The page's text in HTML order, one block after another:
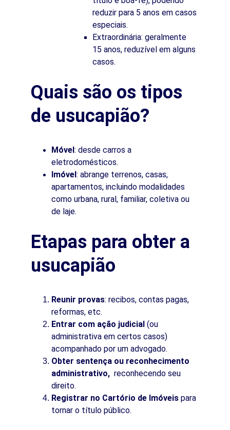
reduzir para 5 anos em casos
especiais.
Extraordinária: geralmente
15 anos, reduzível em alguns
casos.
Quais são os tipos
de usucapião?
Móvel: desde carros a
eletrodomésticos.
Imóvel: abrange terrenos, casas,
apartamentos, incluindo modalidades
como urbana, rural, familiar, coletiva ou
de laje.
Etapas para obter a
usucapião
Reunir provas: recibos, contas pagas,
reformas, etc.
Entrar com ação judicial (ou
administrativa em certos casos)
acompanhado por um advogado.
Obter sentença ou reconhecimento
administrativo, reconhecendo seu
direito.
Registrar no Cartório de Imóveis para
tornar o título público.